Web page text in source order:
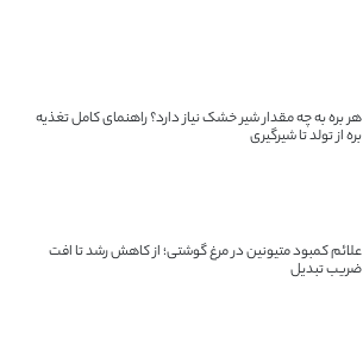
هر بره به چه مقدار شیر خشک نیاز دارد؟ راهنمای کامل تغذیه
بره از تولد تا شیرگیری
علائم کمبود متیونین در مرغ گوشتی؛ از کاهش رشد تا افت
ضریب تبدیل